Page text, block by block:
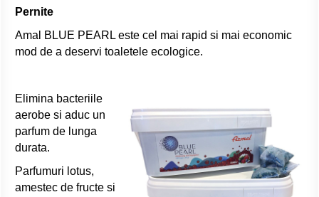
Pernite
Amal BLUE PEARL este cel mai rapid si mai economic
mod de a deservi toaletele ecologice.
Elimina bacteriile
aerobe si aduc un
parfum de lunga
durata.
Parfumuri lotus,
amestec de fructe si